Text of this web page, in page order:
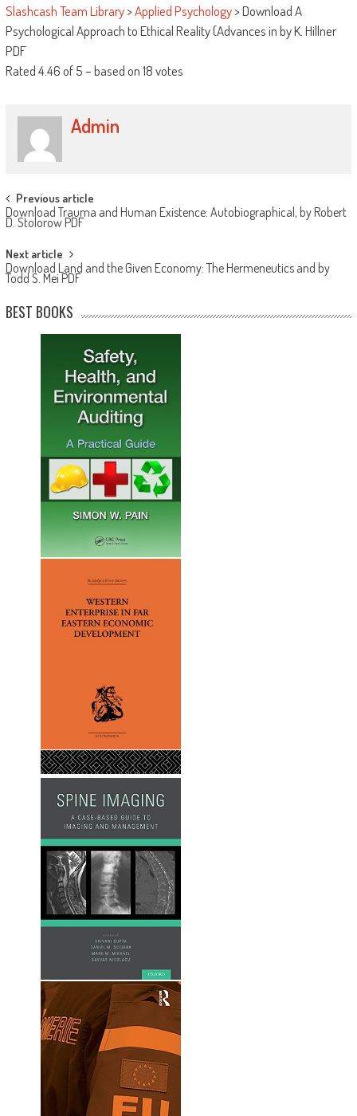
Slashcash Team Library>Applied Psychology>Download A
Psychological Approach to Ethical Reality (Advances in by K. Hillner
PDF
Rated4.46of5– based on18votes
Admin
Post navigation
Previous article
Download Trauma and Human Existence: Autobiographical, by Robert
D. Stolorow PDF
Next article
Download Land and the Given Economy: The Hermeneutics and by
Todd S. Mei PDF
BEST BOOKS